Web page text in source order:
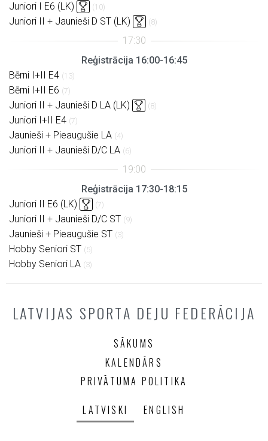
Juniori I E6 (LK) (10)
Juniori II + Jaunieši D ST (LK) (8)
Reģistrācija 16:00-16:45
Bērni I+II E4 (13)
Bērni I+II E6 (7)
Juniori II + Jaunieši D LA (LK) (8)
Juniori I+II E4 (7)
Jaunieši + Pieaugušie LA (4)
Juniori II + Jaunieši D/C LA (6)
Reģistrācija 17:30-18:15
Juniori II E6 (LK)
(7)
Juniori II + Jaunieši D/C ST (9)
Jaunieši + Pieaugušie ST (3)
Hobby Seniori ST (5)
Hobby Seniori LA (3)
LATVIJAS SPORTA DEJU FEDERĀCIJA
SĀKUMS
KALENDĀRS
PRIVĀTUMA POLITIKA
LATVISKI ENGLISH